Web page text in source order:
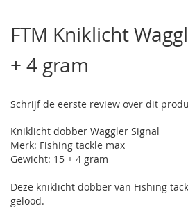
het
begin
van
de
gallerij
FTM Kniklicht
+ 4 gram
Schrijf de eerste review over dit
Kniklicht dobber Waggler Signal
Merk: Fishing tackle max
Gewicht: 15 + 4 gram
Deze kniklicht dobber van Fishing
gelood.